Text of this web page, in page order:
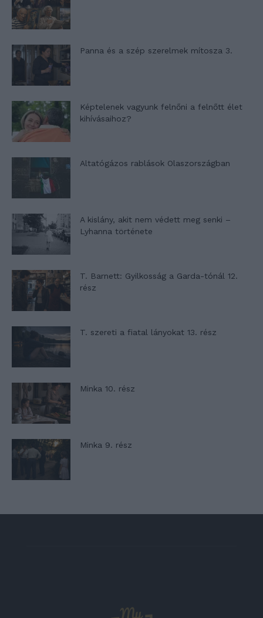
Panna és a szép szerelmek mítosza 3.
Képtelenek vagyunk felnőni a felnőtt élet
kihívásaihoz?
Altatógázos rablások Olaszországban
A kislány, akit nem védett meg senki –
Lyhanna története
T. Barnett: Gyilkosság a Garda-tónál 12.
rész
T. szereti a fiatal lányokat 13. rész
Minka 10. rész
Minka 9. rész